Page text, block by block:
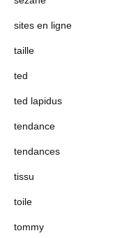
sites en ligne
taille
ted
ted lapidus
tendance
tendances
tissu
toile
tommy